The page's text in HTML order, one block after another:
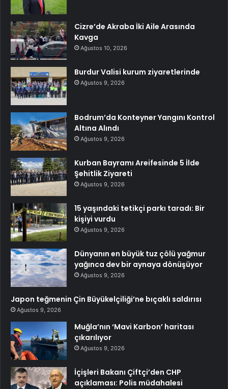
Cizre’de Akraba İki Aile Arasında
Kavga
Ağustos 10, 2026
Burdur Valisi kurum ziyaretlerinde
Ağustos 9, 2026
Bodrum’da Konteyner Yangını Kontrol
Altına Alındı
Ağustos 9, 2026
Kurban Bayramı Areifesinde 5 İlde
Şehitlik Ziyareti
Ağustos 9, 2026
15 yaşındaki tetikçi parkı taradı: Bir
kişiyi vurdu
Ağustos 9, 2026
Dünyanın en büyük tuz çölü yağmur
yağınca dev bir aynaya dönüşüyor
Ağustos 9, 2026
Japon teğmenin Çin Büyükelçiliği’ne bıçaklı saldırısı
Ağustos 9, 2026
Muğla’nın ‘Mavi Karbon’ haritası
çıkarılıyor
Ağustos 9, 2026
İçişleri Bakanı Çiftçi’den CHP
açıklaması: Polis müdahalesi